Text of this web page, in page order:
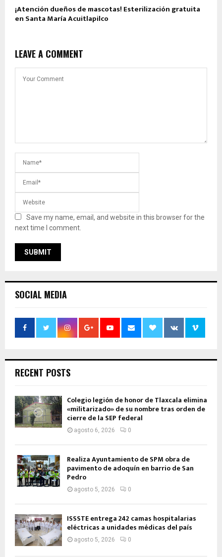
¡Atención dueños de mascotas! Esterilización gratuita
en Santa María Acuitlapilco
LEAVE A COMMENT
Save my name, email, and website in this browser for the
next time I comment.
SOCIAL MEDIA
RECENT POSTS
Colegio legión de honor de Tlaxcala elimina
«militarizado» de su nombre tras orden de
cierre de la SEP federal
agosto 6, 2026 0
Realiza Ayuntamiento de SPM obra de
pavimento de adoquín en barrio de San
Pedro
agosto 5, 2026 0
ISSSTE entrega 242 camas hospitalarias
eléctricas a unidades médicas del país
agosto 5, 2026 0